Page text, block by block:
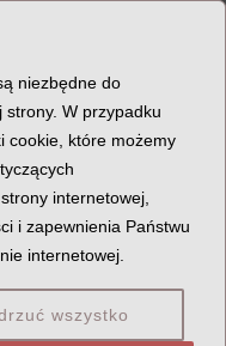
niezbędne do
W przypadku
cookie, które możemy
internetowej,
i zapewnienia Państwu
internetowej.
wszystko
J K L Ł M
V W X Z
Żo Żu Zw
Zam Zan